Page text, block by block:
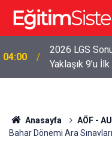
04:00
2026 LGS
Yaklaşık 9’u
Anasayfa AÖF -
Bahar Dönemi Ara